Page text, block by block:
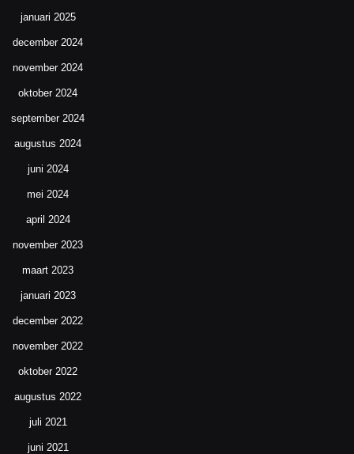
januari 2025
december 2024
november 2024
oktober 2024
september 2024
augustus 2024
juni 2024
mei 2024
april 2024
november 2023
maart 2023
januari 2023
december 2022
november 2022
oktober 2022
augustus 2022
juli 2021
juni 2021